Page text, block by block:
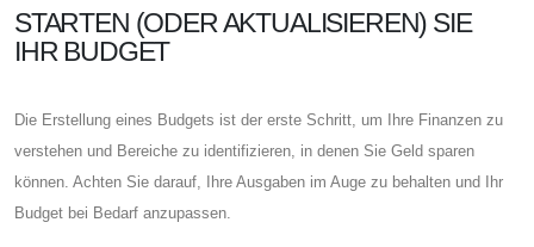
STARTEN (ODER AKTUALISIEREN) SIE
IHR BUDGET
Die Erstellung eines Budgets ist der erste Schritt, um Ihre Finanzen zu
verstehen und Bereiche zu identifizieren, in denen Sie Geld sparen
können. Achten Sie darauf, Ihre Ausgaben im Auge zu behalten und Ihr
Budget bei Bedarf anzupassen.